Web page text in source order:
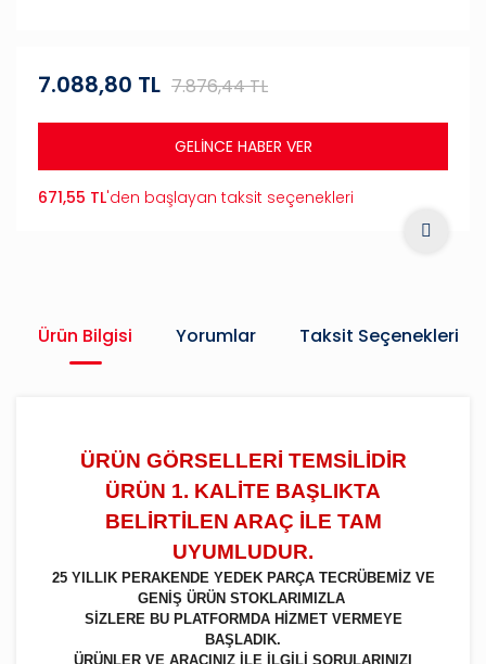
7.088,80 TL 7.876,44 TL
GELİNCE HABER VER
671,55 TL'den başlayan taksit seçenekleri
Ürün Bilgisi Yorumlar Taksit Seçenekleri
ÜRÜN GÖRSELLERİ TEMSİLİDİR
ÜRÜN 1. KALİTE BAŞLIKTA
BELİRTİLEN ARAÇ İLE TAM
UYUMLUDUR.
25 YILLIK PERAKENDE YEDEK PARÇA TECRÜBEMİZ VE
GENİŞ ÜRÜN STOKLARIMIZLA
SİZLERE BU PLATFORMDA HİZMET VERMEYE
BAŞLADIK.
ÜRÜNLER VE ARACINIZ İLE İLGİLİ SORULARINIZI